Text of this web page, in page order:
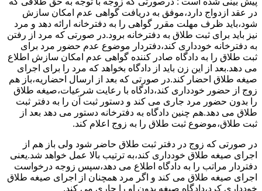
در عقد ازدواج دارد،موفق به دریافت گواهی عدم امکان سازش
شود،باید ظرف مهلت مقرر گواهی را به دفترخانه ارائه دهد و مرد
نیز باید برای ثبت طلاق به دفترخانه برود.در صورتی که مرد از رفتن
به دفترخانه خودداری کند،دفتردار موضوع عدم حضور مرد برای
ثبت طلاق را به دادگاه صادر کننده گواهی عدم امکان سازش اطلاع
می دهد.بعد از این زن باید از دادگاه بخواهد که مرد را برای اجرای
صیغه طلاق احضار کند.در صورتی که بعد از ارسال احضاریه،باز هم
زوج از حضور خودداری کند،دادگاه با رعایت شرعیات،صیغه طلاق
را بدون حضور مرد جاری می کند و دستور ثبت آن را به دفتر ثبت
طلاق می دهد.هم چنین دادگاه به دفترخانه دستور می دهد بعد از
ثبت طلاق،موضوع ثبت طلاق را به زوج اعلام کند.
در صورتی که زوج در دفتر ثبت طلاق حاضر شود ولی باز هم از
اجرای صیغه طلاق خودداری کند،به ترتیب بالا عمل خواهد شد.یعنی
دفتردار مراتب را به دادگاه اطلاع می دهد،سپس زوجه درخواست
اجرای صیغه طلاق می کند و اگر مرد همچنان از اجرای صیغه طلاق
خودداری کرد،دادگاه صیغه بدون او را جاری می کند.